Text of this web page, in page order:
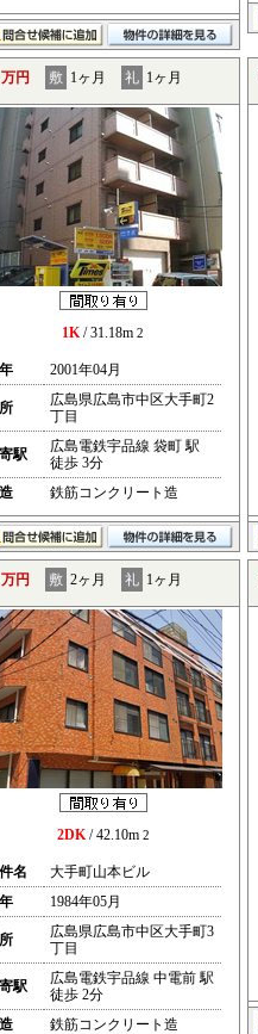
円 敷 1ヶ月 礼 1ヶ月
1K/ 31.18m 2
2001年04月
広島県広島市中区大手町2
丁目
駅
広島電鉄宇品線 袋町 駅
徒歩 3分
鉄筋コンクリート造
円 敷 2ヶ月 礼 1ヶ月
2DK/ 42.10m 2
名
大手町山本ビル
1984年05月
広島県広島市中区大手町3
丁目
駅
広島電鉄宇品線 中電前 駅
徒歩 2分
鉄筋コンクリート造